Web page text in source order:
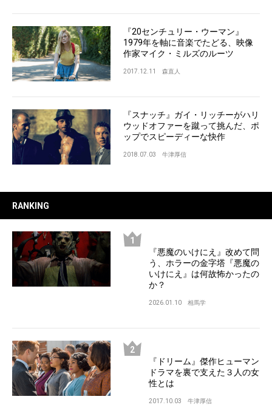
『20センチュリー・ウーマン』
1979年を軸に音楽でたどる、映像
作家マイク・ミルズのルーツ
2017.12.11 森直人
『スナッチ』ガイ・リッチーがハリ
ウッドオファーを蹴って挑んだ、ポ
ップでスピーディーな快作
2018.07.03 牛津厚信
RANKING
『悪魔のいけにえ』改めて問
う、ホラーの金字塔『悪魔の
いけにえ』は何故怖かったの
か？
2026.01.10 相馬学
『ドリーム』傑作ヒューマン
ドラマを裏で支えた３人の女
性とは
2017.10.03 牛津厚信